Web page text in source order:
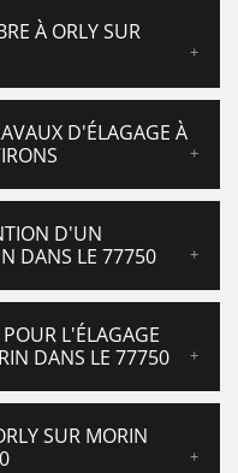
À ORLY SUR
D'ÉLAGAGE À
D'UN
DANS LE 77750
POUR L'ÉLAGAGE
DANS LE 77750
SUR MORIN